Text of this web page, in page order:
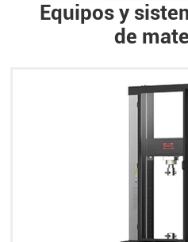
Equipos y
de